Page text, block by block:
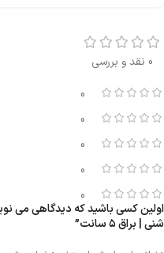
0 نقد و بررسی
0
0
0
0
0
شنی | براق ۵ سانت”